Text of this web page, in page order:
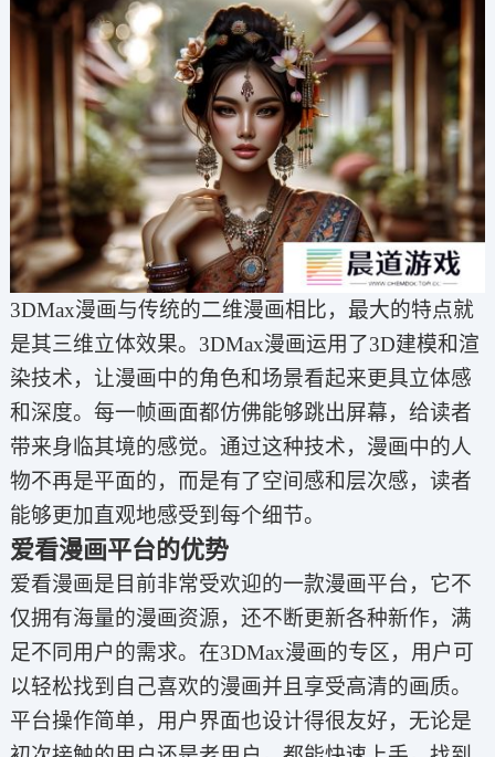
3DMax漫画与传统的二维漫画相比，最大的特点就
是其三维立体效果。3DMax漫画运用了3D建模和渲
染技术，让漫画中的角色和场景看起来更具立体感
和深度。每一帧画面都仿佛能够跳出屏幕，给读者
带来身临其境的感觉。通过这种技术，漫画中的人
物不再是平面的，而是有了空间感和层次感，读者
能够更加直观地感受到每个细节。
爱看漫画平台的优势
爱看漫画是目前非常受欢迎的一款漫画平台，它不
仅拥有海量的漫画资源，还不断更新各种新作，满
足不同用户的需求。在3DMax漫画的专区，用户可
以轻松找到自己喜欢的漫画并且享受高清的画质。
平台操作简单，用户界面也设计得很友好，无论是